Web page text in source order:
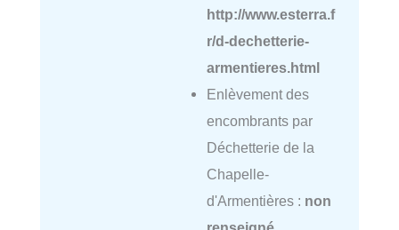
http://www.esterra.f
r/d-dechetterie-
armentieres.html
Enlèvement des
encombrants par
Déchetterie de la
Chapelle-
d'Armentières : non